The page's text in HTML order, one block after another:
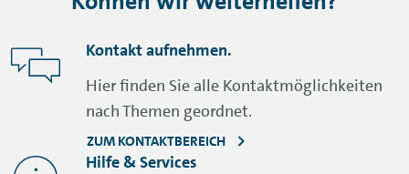
Kontakt aufnehmen.
Hier finden Sie alle Kontaktmöglichkeiten
nach Themen geordnet.
ZUM KONTAKTBEREICH
Hilfe & Services